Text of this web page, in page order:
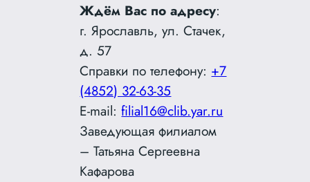
Ждём Вас по адресу:
г. Ярославль, ул. Стачек,
д. 57
Справки по телефону: +7
(4852) 32-63-35
E-mail:filial16@clib.yar.ru
Заведующая филиалом
– Татьяна Сергеевна
Кафарова